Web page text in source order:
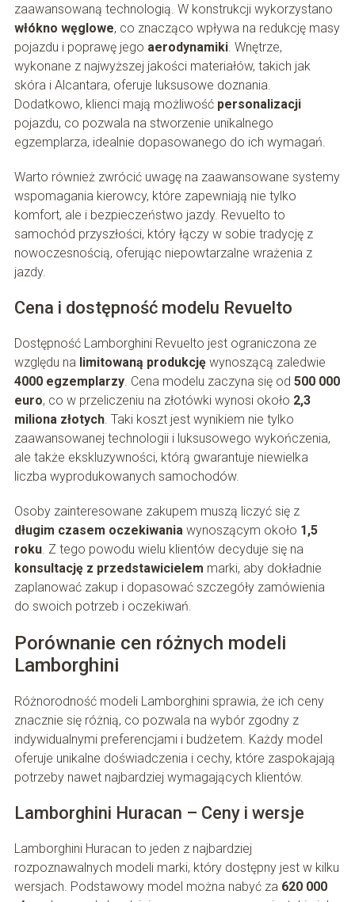
zaawansowaną technologią. W konstrukcji wykorzystano
włókno węglowe, co znacząco wpływa na redukcję masy
pojazdu i poprawę jego aerodynamiki. Wnętrze,
wykonane z najwyższej jakości materiałów, takich jak
skóra i Alcantara, oferuje luksusowe doznania.
Dodatkowo, klienci mają możliwość personalizacji
pojazdu, co pozwala na stworzenie unikalnego
egzemplarza, idealnie dopasowanego do ich wymagań.
Warto również zwrócić uwagę na zaawansowane systemy
wspomagania kierowcy, które zapewniają nie tylko
komfort, ale i bezpieczeństwo jazdy. Revuelto to
samochód przyszłości, który łączy w sobie tradycję z
nowoczesnością, oferując niepowtarzalne wrażenia z
jazdy.
Cena i dostępność modelu Revuelto
Dostępność Lamborghini Revuelto jest ograniczona ze
względu na limitowaną produkcjęwynoszącą zaledwie
4000 egzemplarzy. Cena modelu zaczyna się od 500 000
euro, co w przeliczeniu na złotówki wynosi około 2,3
miliona złotych. Taki koszt jest wynikiem nie tylko
zaawansowanej technologii i luksusowego wykończenia,
ale także ekskluzywności, którą gwarantuje niewielka
liczba wyprodukowanych samochodów.
Osoby zainteresowane zakupem muszą liczyć się z
długim czasem oczekiwaniawynoszącym około 1,5
roku. Z tego powodu wielu klientów decyduje się na
konsultację z przedstawicielem marki, aby dokładnie
zaplanować zakup i dopasować szczegóły zamówienia
do swoich potrzeb i oczekiwań.
Porównanie cen różnych modeli
Lamborghini
Różnorodność modeli Lamborghini sprawia, że ich ceny
znacznie się różnią, co pozwala na wybór zgodny z
indywidualnymi preferencjami i budżetem. Każdy model
oferuje unikalne doświadczenia i cechy, które zaspokajają
potrzeby nawet najbardziej wymagających klientów.
Lamborghini Huracan – Ceny i wersje
Lamborghini Huracan to jeden z najbardziej
rozpoznawalnych modeli marki, który dostępny jest w kilku
wersjach. Podstawowy model można nabyć za 620 000